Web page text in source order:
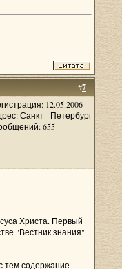
#7
12.05.2006
Санкт - Петербург
655
Христа. Первый
"Вестник знания"
тем содержание